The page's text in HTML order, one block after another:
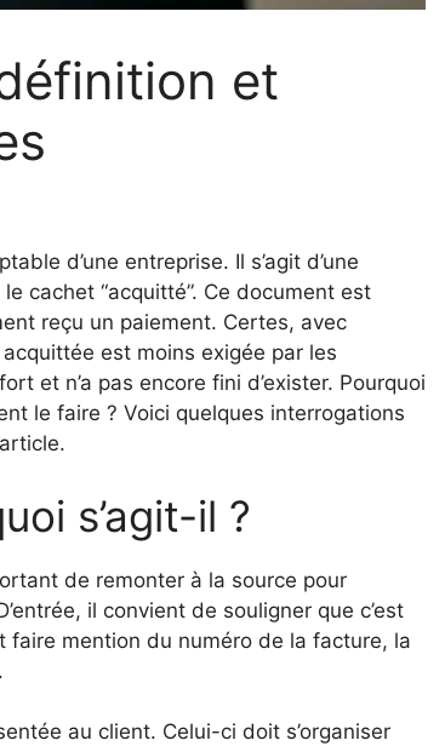
et
d’une entreprise. Il s’agit d’une
cachet “acquitté”. Ce document est
reçu un paiement. Certes, avec
est moins exigée par les
et n’a pas encore fini d’exister. Pourquoi
le faire ? Voici quelques interrogations
s’agit-il ?
de remonter à la source pour
il convient de souligner que c’est
mention du numéro de la facture, la
au client. Celui-ci doit s’organiser